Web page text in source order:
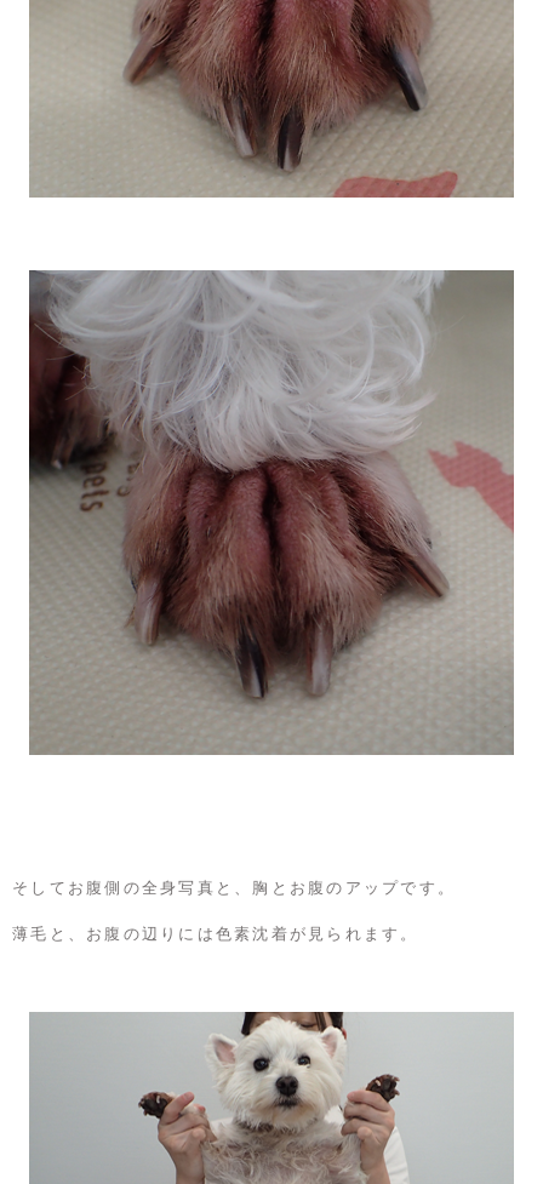
そしてお腹側の全身写真と、胸とお腹のアップです。
薄毛と、お腹の辺りには色素沈着が見られます。